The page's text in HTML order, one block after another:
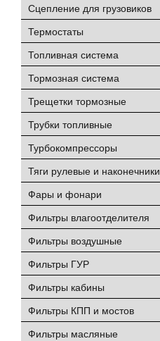
Сцепление для грузовиков
Термостаты
Топливная система
Тормозная система
Трещетки тормозные
Трубки топливные
Турбокомпрессоры
Тяги рулевые и наконечники
Фары и фонари
Фильтры влагоотделителя
Фильтры воздушные
Фильтры ГУР
Фильтры кабины
Фильтры КПП и мостов
Фильтры масляные